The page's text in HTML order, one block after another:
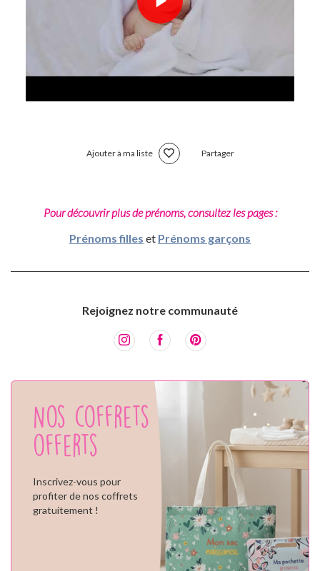
Ajouter à ma liste Partager
Pour découvrir plus de prénoms, consultez les pages :
Prénoms filles et Prénoms garçons
Rejoignez notre communauté
Nos coffrets
offerts
Inscrivez-vous pour
profiter de nos coffrets
gratuitement !